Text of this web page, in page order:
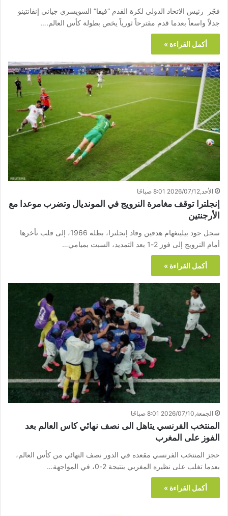
فجّر رئيس الاتحاد الدولي لكرة القدم “فيفا” السويسري جياني إنفانتينو
جدلاً واسعاً بعدما قدم مقترحاً ثورياً يخص بطولة كأس العالم.…
أكمل القراءة »
الأحد,2026/07/12 8:01 صباحًا
إنجلترا توقف مغامرة النرويج في المونديال وتضرب موعدا مع
الأرجنتين
سجل جود بيلينغهام هدفين وقاد إنجلترا، بطلة 1966، إلى قلب تأخرها
أمام النرويج إلى فوز 2-1 بعد التمديد، السبت بميامي…
أكمل القراءة »
الجمعة,2026/07/10 8:01 صباحًا
المنتخب الفرنسي يتاهل الى نصف نهائي كاس العالم بعد
الفوز على المغرب
‏حجز المنتخب الفرنسي مقعده في الدور نصف النهائي من ​كأس العالم​،
بعدما تغلب على نظيره المغربي بنتيجة 2-0، في المواجهة…
أكمل القراءة »